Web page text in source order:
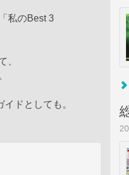
私のBest 3
、
ドとしても。